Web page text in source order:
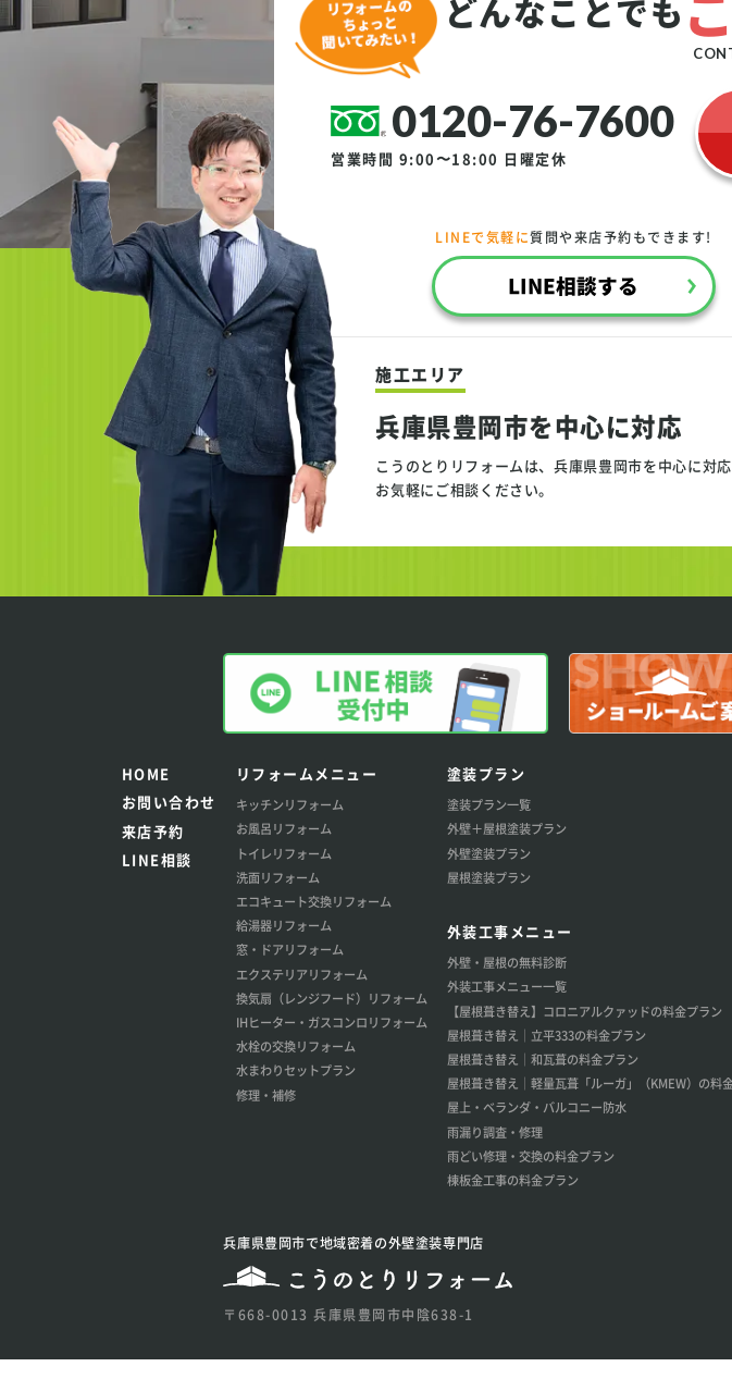
どんなことでも
0120-76-7600
営業時間 9:00〜18:00 日曜定休
LINEで気軽に質問や来店予約もできます!
LINE相談する
施工エリア
兵庫県豊岡市を中心に対応
こうのとりリフォームは、兵庫県豊岡市を中心に対応
お気軽にご相談ください。
HOME
お問い合わせ
来店予約
LINE相談
リフォームメニュー
キッチンリフォーム
お風呂リフォーム
トイレリフォーム
洗面リフォーム
エコキュート交換リフォーム
給湯器リフォーム
窓・ドアリフォーム
エクステリアリフォーム
換気扇（レンジフード）リフォーム
IHヒーター・ガスコンロリフォーム
水栓の交換リフォーム
水まわりセットプラン
修理・補修
塗装プラン
塗装プラン一覧
外壁＋屋根塗装プラン
外壁塗装プラン
屋根塗装プラン
外装工事メニュー
外壁・屋根の無料診断
外装工事メニュー一覧
【屋根葺き替え】コロニアルクァッドの料金プラン
屋根葺き替え│立平333の料金プラン
屋根葺き替え│和瓦葺の料金プラン
屋根葺き替え│軽量瓦葺「ルーガ」（KMEW）の料
屋上・ベランダ・バルコニー防水
雨漏り調査・修理
雨どい修理・交換の料金プラン
棟板金工事の料金プラン
兵庫県豊岡市で地域密着の外壁塗装専門店
〒668-0013 兵庫県豊岡市中陰638-1